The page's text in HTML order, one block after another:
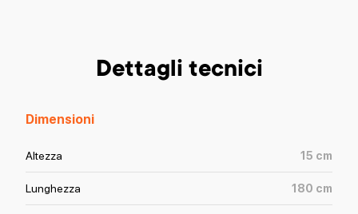
Dettagli tecnici
Dimensioni
Altezza 15 cm
Lunghezza 180 cm